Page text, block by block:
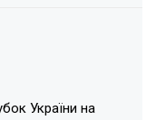
України на